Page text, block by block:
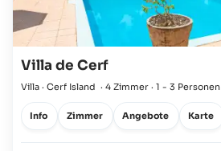
Villa de Cerf
Villa · Cerf Island · 4 Zimmer · 1 - 3 Personen
Info Zimmer Angebote Karte